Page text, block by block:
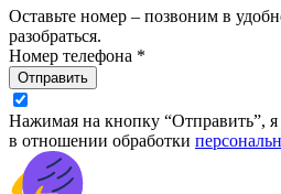
Оставьте номер – позвоним в
разобраться.
Номер телефона *
Отправить
Нажимая на кнопку “Отправить”,
в отношении обработки